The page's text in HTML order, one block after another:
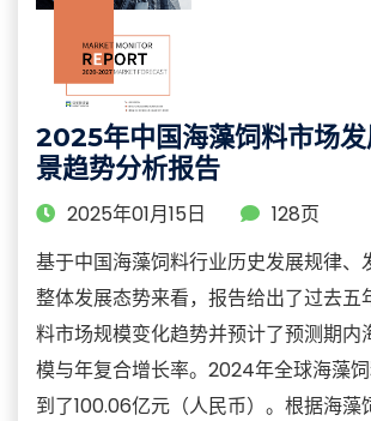
2025年中国海藻饲料市场
景趋势分析报告
2025年01月15日
128页
基于中国海藻饲料行业历史发展规律、
整体发展态势来看，报告给出了过去五
料市场规模变化趋势并预计了预测期内
模与年复合增长率。2024年全球海藻
到了100.06亿元（人民币）。根据海藻